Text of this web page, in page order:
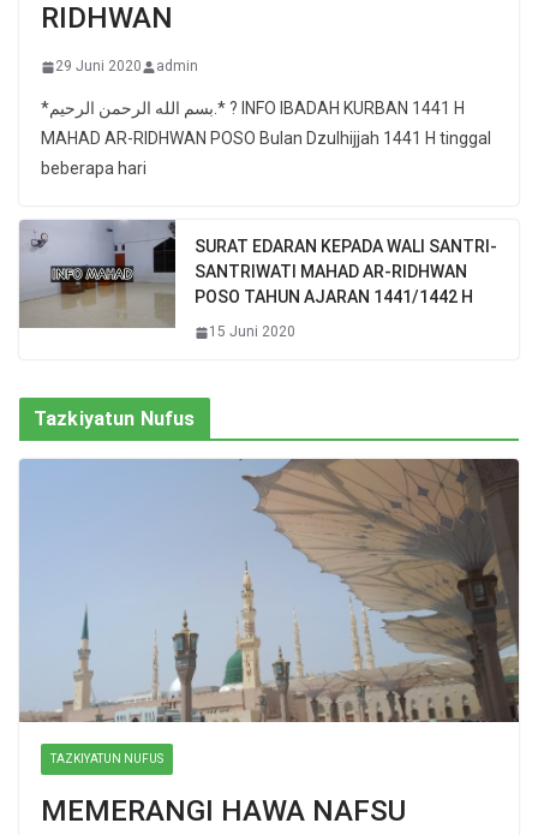
RIDHWAN
29 Juni 2020 admin
*بسم الله الرحمن الرحيم.* ? INFO IBADAH KURBAN 1441 H
MAHAD AR-RIDHWAN POSO Bulan Dzulhijjah 1441 H tinggal
beberapa hari
SURAT EDARAN KEPADA WALI SANTRI-
SANTRIWATI MAHAD AR-RIDHWAN
POSO TAHUN AJARAN 1441/1442 H
15 Juni 2020
Tazkiyatun Nufus
TAZKIYATUN NUFUS
MEMERANGI HAWA NAFSU